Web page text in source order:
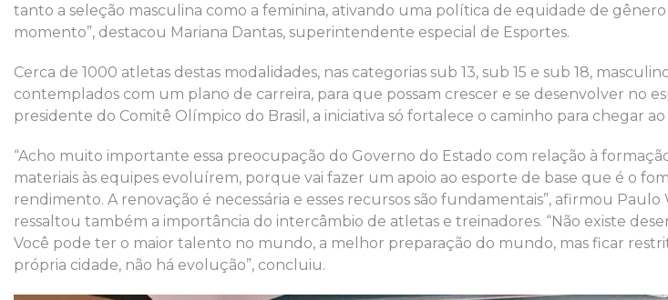
tanto a seleção masculina como a feminina, ativando uma política de equidade de
momento”, destacou Mariana Dantas, superintendente especial de Esportes.
Cerca de 1000 atletas destas modalidades, nas categorias sub 13, sub 15 e sub 18,
contemplados com um plano de carreira, para que possam crescer e se desenvolver no
presidente do Comitê Olímpico do Brasil, a iniciativa só fortalece o caminho para chegar
“Acho muito importante essa preocupação do Governo do Estado com relação à
materiais às equipes evoluírem, porque vai fazer um apoio ao esporte de base que é o
rendimento. A renovação é necessária e esses recursos são fundamentais”, afirmou
ressaltou também a importância do intercâmbio de atletas e treinadores. “Não existe
Você pode ter o maior talento no mundo, a melhor preparação do mundo, mas ficar
própria cidade, não há evolução”, concluiu.